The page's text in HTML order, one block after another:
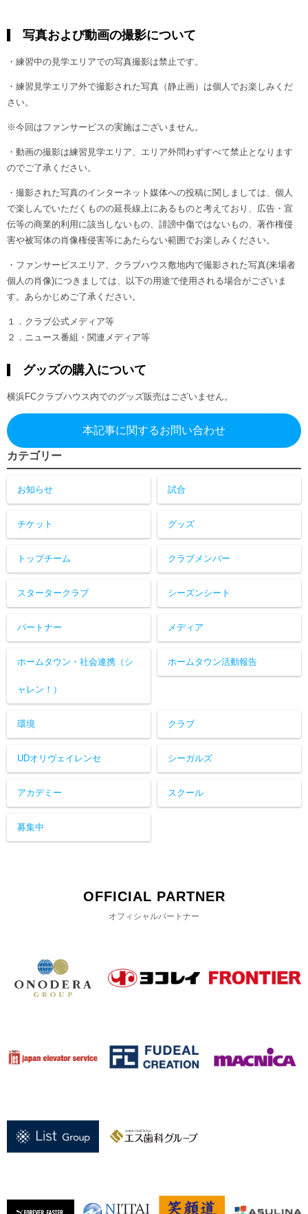
写真および動画の撮影について
・練習中の見学エリアでの写真撮影は禁止です。
・練習見学エリア外で撮影された写真（静止画）は個人でお楽しみくだ
さい。
※今回はファンサービスの実施はございません。
・動画の撮影は練習見学エリア、エリア外問わずすべて禁止となります
のでご了承ください。
・撮影された写真のインターネット媒体への投稿に関しましては、個人
で楽しんでいただくものの延長線上にあるものと考えており、広告・宣
伝等の商業的利用に該当しないもの、誹謗中傷ではないもの、著作権侵
害や被写体の肖像権侵害等にあたらない範囲でお楽しみください。
・ファンサービスエリア、クラブハウス敷地内で撮影された写真(来場者
個人の肖像)につきましては、以下の用途で使用される場合がございま
す。あらかじめご了承ください。
１．クラブ公式メディア等
２．ニュース番組・関連メディア等
グッズの購入について
横浜FCクラブハウス内でのグッズ販売はございません。
本記事に関するお問い合わせ
カテゴリー
お知らせ 試合
チケット グッズ
トップチーム クラブメンバー
スタータークラブ シーズンシート
パートナー メディア
ホームタウン・社会連携（シ
ャレン！）
ホームタウン活動報告
環境 クラブ
UDオリヴェイレンセ シーガルズ
アカデミー スクール
募集中
OFFICIAL PARTNER
オフィシャルパートナー